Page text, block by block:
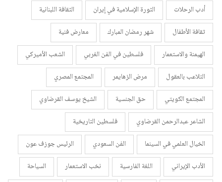
أدب الرحلات
الثورة الإسلامية في إيران
الثقافة اللبنانية
ثقافة الأطفال
شهر رمضان المبارك
معارض فنية
الهيمنة والاستعمار
فلسطين في الفن الغربي
الشعب الأميركي
التلاعب بالعقول
مرض الزهايمر
المجتمع المصري
المجتمع الكويتي
حق الجنسية
الشيخ يوسف القرضاوي
الشاعر عبدالرحمن القرضاوي
فلسطين التاريخية
الخيال العلمي في السينما
الفن السعودي
الرئيس جوزف عون
الأدب الإيراني
اللغة الفارسية نخب الاستعمار
السياحة